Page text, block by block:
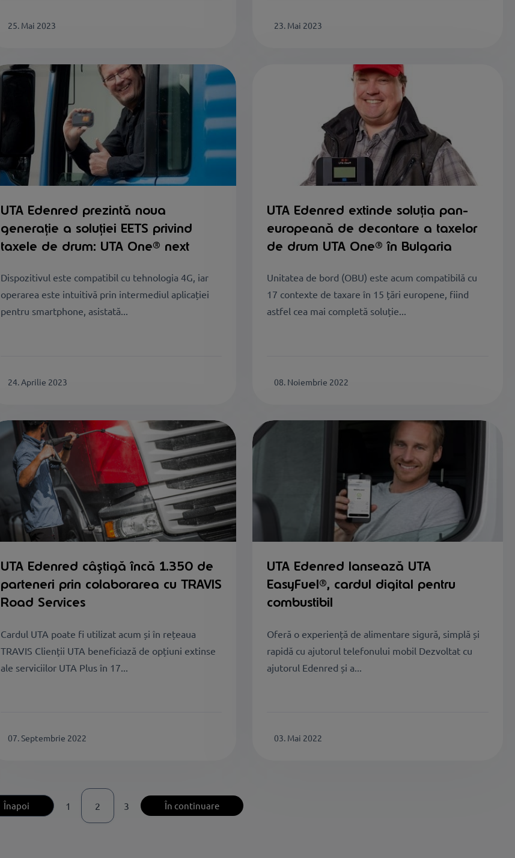
25. Mai 2023 23. Mai 2023
UTA Edenred prezintă noua
generație a soluției EETS privind
taxele de drum: UTA One® next
Dispozitivul este compatibil cu tehnologia 4G, iar
operarea este intuitivă prin intermediul aplicației
pentru smartphone, asistată...
24. Aprilie 2023
UTA Edenred extinde soluția pan-
europeană de decontare a taxelor
de drum UTA One® în Bulgaria
Unitatea de bord (OBU) este acum compatibilă cu
17 contexte de taxare în 15 țări europene, fiind
astfel cea mai completă soluție...
08. Noiembrie 2022
UTA Edenred câștigă încă 1.350 de
parteneri prin colaborarea cu TRAVIS
Road Services
Cardul UTA poate fi utilizat acum și în rețeaua
TRAVIS Clienții UTA beneficiază de opțiuni extinse
ale serviciilor UTA Plus în 17...
07. Septembrie 2022
UTA Edenred lansează UTA
EasyFuel®, cardul digital pentru
combustibil
Oferă o experiență de alimentare sigură, simplă și
rapidă cu ajutorul telefonului mobil Dezvoltat cu
ajutorul Edenred și a...
03. Mai 2022
Înapoi 1 2 3 În continuare